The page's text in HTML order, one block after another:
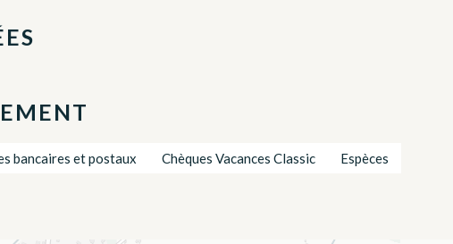
bancaires et postaux Chèques Vacances Classic
Espèces